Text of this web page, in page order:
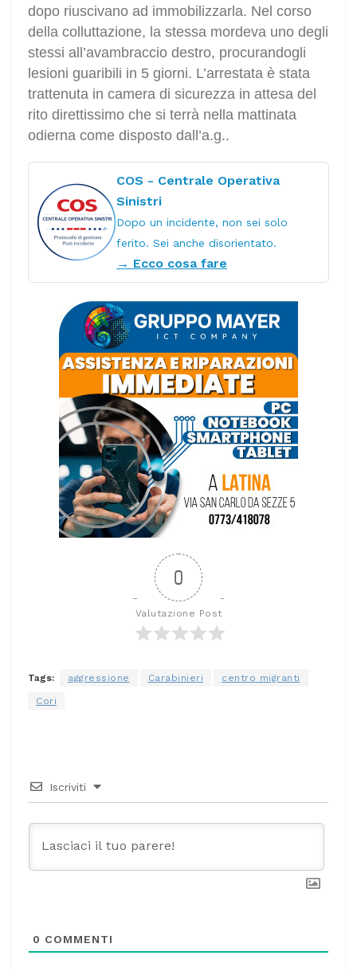
dopo riuscivano ad immobilizzarla. Nel corso
della colluttazione, la stessa mordeva uno degli
stessi all’avambraccio destro, procurandogli
lesioni guaribili in 5 giorni. L’arrestata è stata
trattenuta in camera di sicurezza in attesa del
rito direttissimo che si terrà nella mattinata
odierna come disposto dall’a.g..
COS - Centrale Operativa
Sinistri
Dopo un incidente, non sei solo
ferito. Sei anche disorientato.
→ Ecco cosa fare
0
Valutazione Post
Tags: aggressione Carabinieri centro migranti
Cori
Iscriviti
0 COMMENTI